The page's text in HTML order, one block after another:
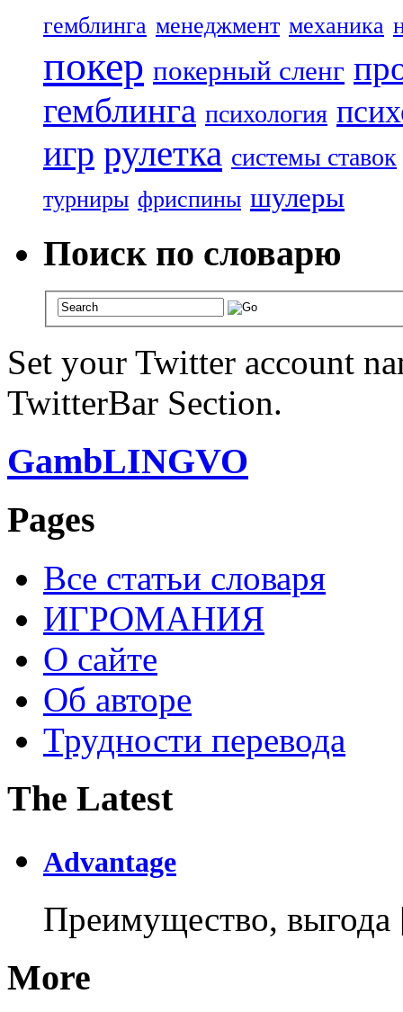
гемблинга менеджмент механика
покер покерный сленг
гемблинга психология
игр рулетка системы ставок
турниры фриспины шулеры
Поиск по словарю
Set your Twitter account
TwitterBar Section.
GambLINGVO
Pages
Все статьи словаря
ИГРОМАНИЯ
О сайте
Об авторе
Трудности перевода
The Latest
Advantage
Преимущество,
More